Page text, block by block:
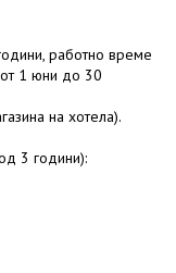
работно време
1 юни до 30
на хотела).
3 години):